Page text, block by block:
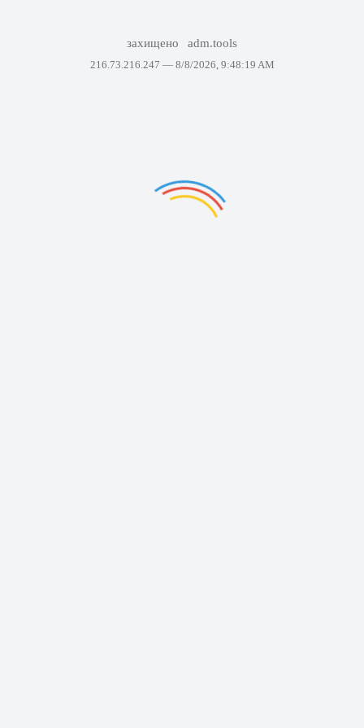
захищено adm.tools
216.73.216.247 — 8/8/2026, 9:48:19 AM